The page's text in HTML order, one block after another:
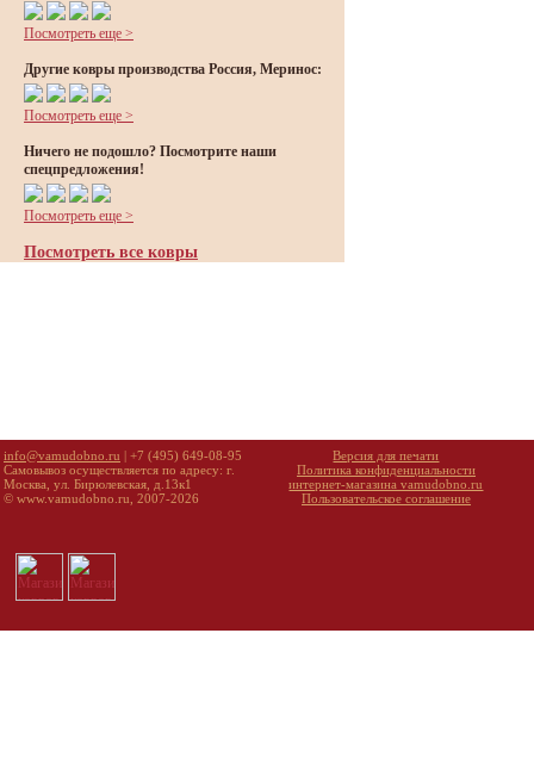
Посмотреть еще >
Другие ковры производства Россия, Меринос:
Посмотреть еще >
Ничего не подошло? Посмотрите наши
спецпредложения!
Посмотреть еще >
Посмотреть все ковры
info@vamudobno.ru | +7 (495) 649-08-95
Самовывоз осуществляется по адресу: г.
Москва, ул. Бирюлевская, д.13к1
© www.vamudobno.ru, 2007-2026
Версия для печати
Политика конфиденциальности
интернет-магазина vamudobno.ru
Пользовательское соглашение